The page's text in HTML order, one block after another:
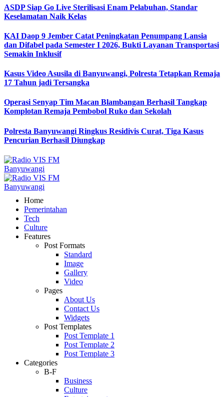
ASDP Siap Go Live Sterilisasi Enam Pelabuhan, Standar
Keselamatan Naik Kelas
KAI Daop 9 Jember Catat Peningkatan Penumpang Lansia
dan Difabel pada Semester I 2026, Bukti Layanan Transportasi
Semakin Inklusif
Kasus Video Asusila di Banyuwangi, Polresta Tetapkan Remaja
17 Tahun jadi Tersangka
Operasi Senyap Tim Macan Blambangan Berhasil Tangkap
Komplotan Remaja Pembobol Ruko dan Sekolah
Polresta Banyuwangi Ringkus Residivis Curat, Tiga Kasus
Pencurian Berhasil Diungkap
Home
Pemerintahan
Tech
Culture
Features
Post Formats
Standard
Image
Gallery
Video
Pages
About Us
Contact Us
Widgets
Post Templates
Post Template 1
Post Template 2
Post Template 3
Categories
B-F
Business
Culture